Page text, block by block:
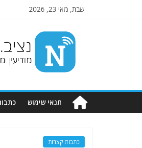
שבת, מאי 23, 2026
מודיעין
מהמקורות
תנאי שימוש
כתבות קצרות